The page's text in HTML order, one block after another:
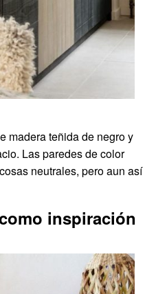
madera teñida de negro y
Las paredes de color
neutrales, pero aun así
inspiración